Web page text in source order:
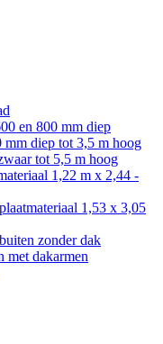
en 800 mm diep
mm diep tot 3,5 m hoog
tot 5,5 m hoog
1,22 m x 2,44 -
1,53 x 3,05
zonder dak
met dakarmen